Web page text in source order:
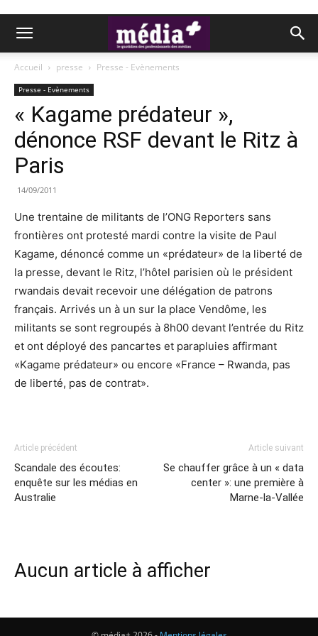
Accueil presse Presse - Evènements
Presse - Evènements
« Kagame prédateur »,
dénonce RSF devant le Ritz à
Paris
14/09/2011
Une trentaine de militants de l’ONG Reporters sans
frontières ont protesté mardi contre la visite de Paul
Kagame, dénoncé comme un «prédateur» de la liberté de
la presse, devant le Ritz, l’hôtel parisien où le président
rwandais devait recevoir une délégation de patrons
français. Arrivés un à un sur la place Vendôme, les
militants se sont regroupés à 8h00 devant l’entrée du Ritz
et ont déployé des pancartes et parapluies affirmant
«Kagame prédateur» ou encore «France – Rwanda, pas
de liberté, pas de contrat».
Article précédent
Scandale des écoutes:
enquête sur les médias en
Australie
Article suivant
Se chauffer grâce à un « data
center »: une première à
Marne-la-Vallée
Aucun article à afficher